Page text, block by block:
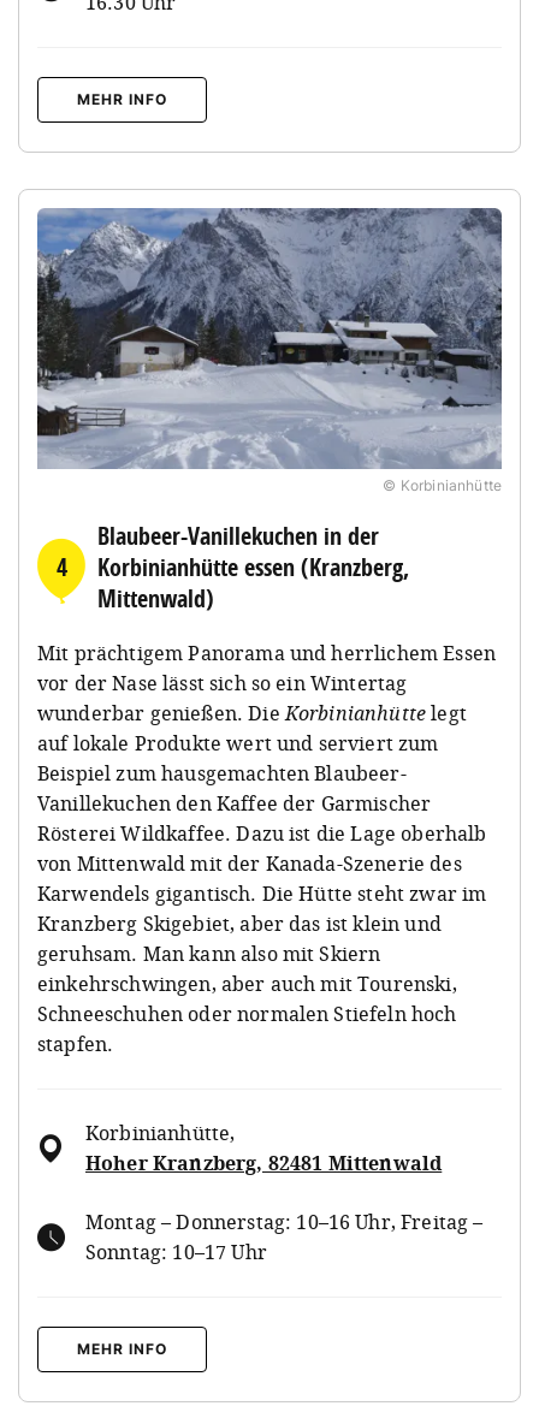
MEHR INFO
© Korbinianhütte
4
Blaubeer-Vanillekuchen in der
Korbinianhütte essen (Kranzberg,
Mittenwald)
Mit prächtigem Panorama und herrlichem Essen
vor der Nase lässt sich so ein Wintertag
wunderbar genießen. DieKorbinianhüttelegt
auf lokale Produkte wert und serviert zum
Beispiel zum hausgemachten Blaubeer-
Vanillekuchen den Kaffee der Garmischer
Rösterei Wildkaffee. Dazu ist die Lage oberhalb
von Mittenwald mit der Kanada-Szenerie des
Karwendels gigantisch. Die Hütte steht zwar im
Kranzberg Skigebiet, aber das ist klein und
geruhsam. Man kann also mit Skiern
einkehrschwingen, aber auch mit Tourenski,
Schneeschuhen oder normalen Stiefeln hoch
stapfen.
Korbinianhütte,
Hoher Kranzberg, 82481 Mittenwald
Montag – Donnerstag: 10–16 Uhr, Freitag –
Sonntag: 10–17 Uhr
MEHR INFO